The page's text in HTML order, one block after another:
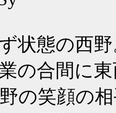
状態の西
の合間に
の笑顔の